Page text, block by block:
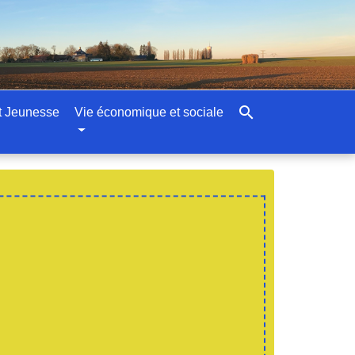
Jeunesse Vie économique et sociale search